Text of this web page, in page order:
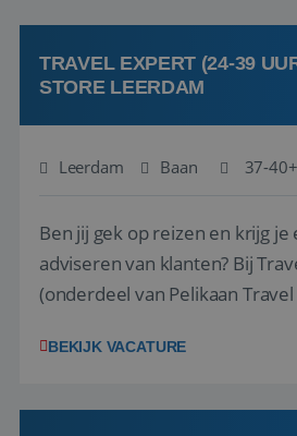
team het reisbureau verder...
TRAVEL EXPERT (24-39
STORE LEERDAM
Leerdam Baan 37-
Ben jij gek op reizen en krijg
adviseren van klanten? Bij Travel Store Leerdam
(onderdeel van Pelikaan
vinden. Samen maken we van
hebt in de reisbranche of j...
BEKIJK VACATURE